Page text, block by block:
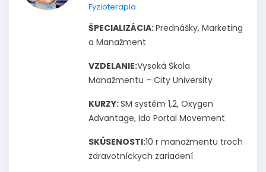
Fyzioterapia
ŠPECIALIZÁCIA:Prednášky, Marketing
a Manažment
VZDELANIE:Vysoká Škola
Manažmentu – City University
KURZY:SM systém 1,2, Oxygen
Advantage, Ido Portal Movement
SKÚSENOSTI:10 r manažmentu troch
zdravotníckych zariadení